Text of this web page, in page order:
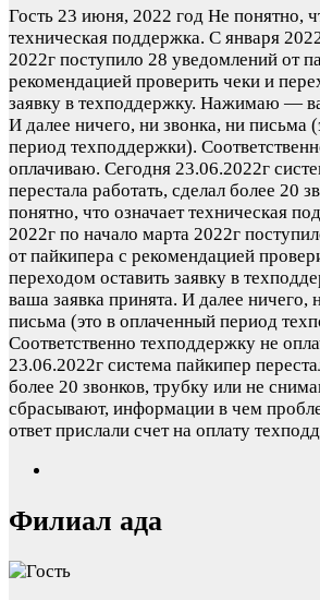
Гость 23 июня, 2022 год Не понятно,
техническая поддержка. С января
2022г поступило 28 уведомлений от
рекомендацией проверить чеки и
заявку в техподдержку. Нажимаю —
И далее ничего, ни звонка, ни письма
период техподдержки).
оплачиваю. Сегодня 23.06.2022г
перестала работать, сделал более 20
понятно, что означает техническая
2022г по начало марта 2022г
от пайкипера с рекомендацией
переходом оставить заявку в
ваша заявка принята. И далее ничего,
письма (это в оплаченный период
Соответственно техподдержку не
23.06.2022г система пайкипер
более 20 звонков, трубку или не
сбрасывают, информации в чем
ответ прислали счет на оплату
Филиал ада